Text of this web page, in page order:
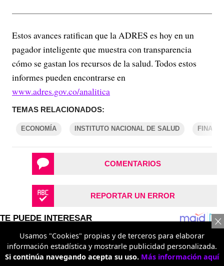
Estos avances ratifican que la ADRES es hoy en un
pagador inteligente que muestra con transparencia
cómo se gastan los recursos de la salud. Todos estos
informes pueden encontrarse en
www.adres.gov.co/analitica
TEMAS RELACIONADOS:
ECONOMÍA INSTITUTO NACIONAL DE SALUD
COMENTARIOS
REPORTAR UN ERROR
Usamos "Cookies" propias y de terceros para elaborar
información estadística y mostrarle publicidad personalizada.
Si continúa navegando acepta su uso. Más información aquí